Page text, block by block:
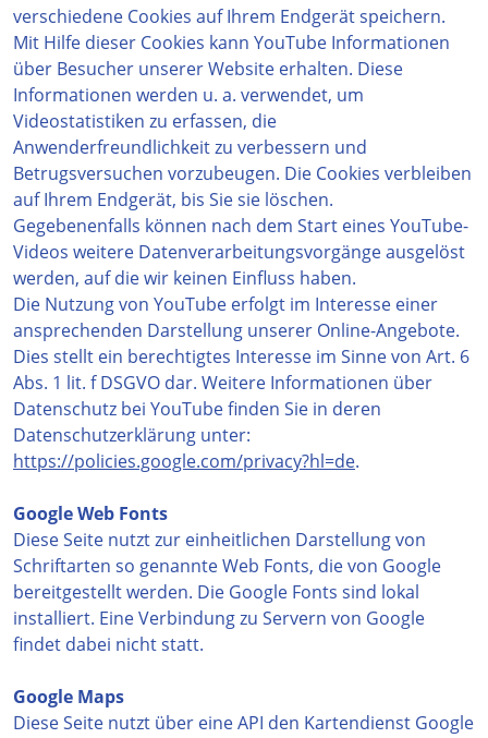
verschiedene Cookies auf Ihrem Endgerät speichern.
Mit Hilfe dieser Cookies kann YouTube Informationen
über Besucher unserer Website erhalten. Diese
Informationen werden u. a. verwendet, um
Videostatistiken zu erfassen, die
Anwenderfreundlichkeit zu verbessern und
Betrugsversuchen vorzubeugen. Die Cookies verbleiben
auf Ihrem Endgerät, bis Sie sie löschen.
Gegebenenfalls können nach dem Start eines YouTube-
Videos weitere Datenverarbeitungsvorgänge ausgelöst
werden, auf die wir keinen Einfluss haben.
Die Nutzung von YouTube erfolgt im Interesse einer
ansprechenden Darstellung unserer Online-Angebote.
Dies stellt ein berechtigtes Interesse im Sinne von Art. 6
Abs. 1 lit. f DSGVO dar. Weitere Informationen über
Datenschutz bei YouTube finden Sie in deren
Datenschutzerklärung unter:
https://policies.google.com/privacy?hl=de.
Google Web Fonts
Diese Seite nutzt zur einheitlichen Darstellung von
Schriftarten so genannte Web Fonts, die von Google
bereitgestellt werden. Die Google Fonts sind lokal
installiert. Eine Verbindung zu Servern von Google
findet dabei nicht statt.
Google Maps
Diese Seite nutzt über eine API den Kartendienst Google